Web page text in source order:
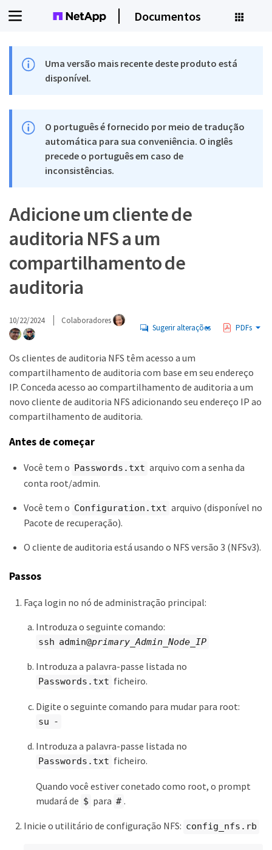
Documentos
Uma versão mais recente deste produto está
disponível.
O português é fornecido por meio de tradução
automática para sua conveniência. O inglês
precede o português em caso de
inconsistências.
Adicione um cliente de
auditoria NFS a um
compartilhamento de
auditoria
10/22/2024 Colaboradores
Sugerir alterações PDFs
Os clientes de auditoria NFS têm acesso a um
compartilhamento de auditoria com base em seu endereço
IP. Conceda acesso ao compartilhamento de auditoria a um
novo cliente de auditoria NFS adicionando seu endereço IP ao
compartilhamento de auditoria.
Antes de começar
Você tem o Passwords.txt arquivo com a senha da
conta root/admin.
Você tem o Configuration.txt arquivo (disponível no
Pacote de recuperação).
O cliente de auditoria está usando o NFS versão 3 (NFSv3).
Passos
Faça login no nó de administração principal:
Introduza o seguinte comando:
ssh admin@primary_Admin_Node_IP
Introduza a palavra-passe listada no
Passwords.txt ficheiro.
Digite o seguinte comando para mudar para root:
su -
Introduza a palavra-passe listada no
Passwords.txt ficheiro.
Quando você estiver conetado como root, o prompt
mudará de $ para # .
Inicie o utilitário de configuração NFS: config_nfs.rb